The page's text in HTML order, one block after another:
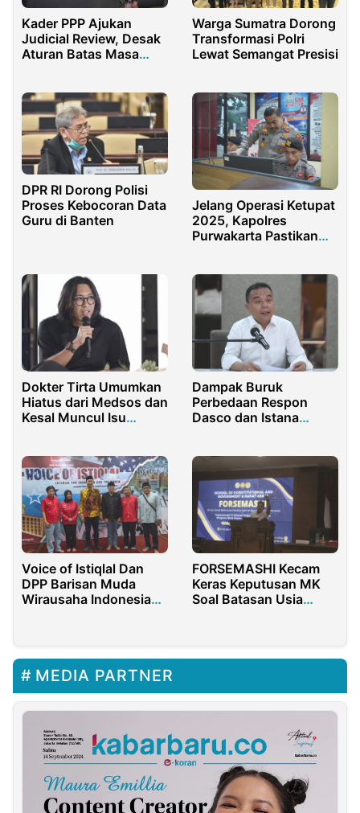
Kader PPP Ajukan
Judicial Review, Desak
Aturan Batas Masa
Warga Sumatra Dorong
Transformasi Polri
Lewat Semangat Presisi
DPR RI Dorong Polisi
Proses Kebocoran Data
Guru di Banten
Jelang Operasi Ketupat
2025, Kapolres
Purwakarta Pastikan
Dokter Tirta Umumkan
Hiatus dari Medsos dan
Kesal Muncul Isu
Dampak Buruk
Perbedaan Respon
Dasco dan Istana
Voice of Istiqlal Dan
DPP Barisan Muda
Wirausaha Indonesia
FORSEMASHI Kecam
Keras Keputusan MK
Soal Batasan Usia
MEDIA PARTNER